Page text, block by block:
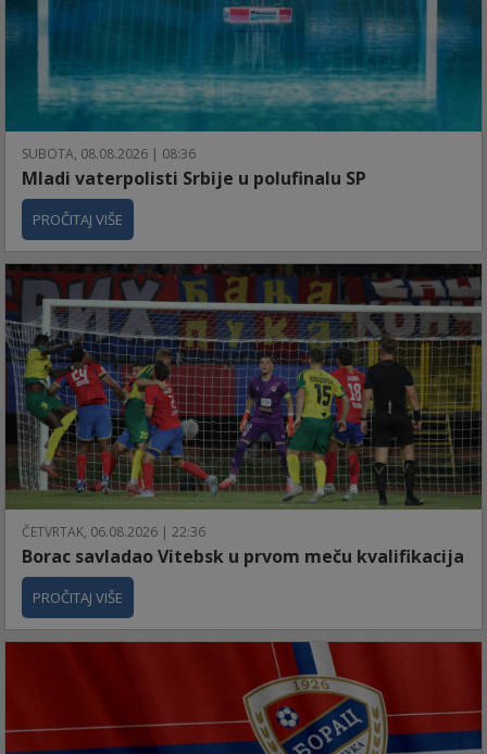
SUBOTA, 08.08.2026 | 08:36
Mladi vaterpolisti Srbije u polufinalu SP
PROČITAJ VIŠE
ČETVRTAK, 06.08.2026 | 22:36
Borac savladao Vitebsk u prvom meču kvalifikacija
PROČITAJ VIŠE